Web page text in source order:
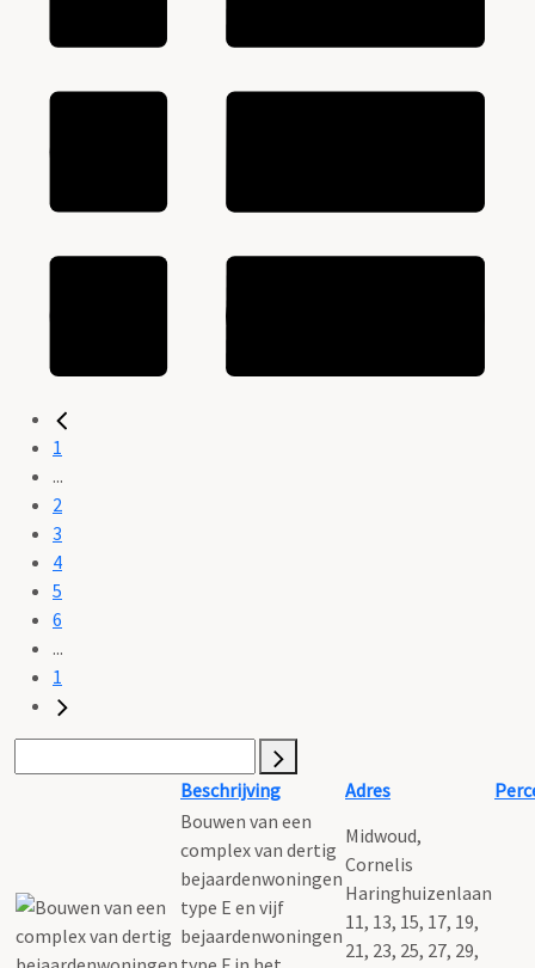
1
...
2
3
4
5
6
...
1
Beschrijving Adres
Bouwen van een
complex van dertig
bejaardenwoningen
type E en vijf
bejaardenwoningen
Midwoud,
Cornelis
Haringhuizenlaan
11, 13, 15, 17, 19,
21, 23, 25, 27, 29,